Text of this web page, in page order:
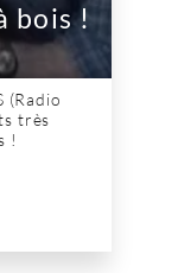
bois !
(Radio
très
!